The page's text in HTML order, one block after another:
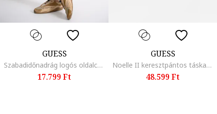
GUESS
Szabadidőnadrág logós oldalcsíkokkal, Púderlila
17.799 Ft
GUESS
Noelle II keresztpántos táska logómintával, Világosbézs
48.599 Ft